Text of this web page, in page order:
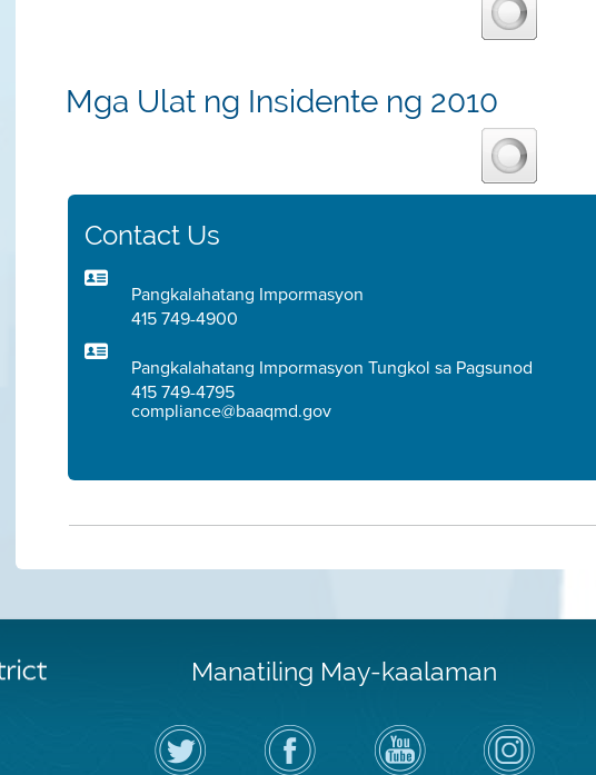
Mga Ulat ng Insidente ng 2010
Contact Us
Pangkalahatang Impormasyon
415 749-4900
Pangkalahatang Impormasyon Tungkol sa Pagsunod
415 749-4795
compliance@baaqmd.gov
Manatiling May-kaalaman
I-
follow
ang
Bisitahin
ang
Page
Channel
sa
YouTube
Air
District
on